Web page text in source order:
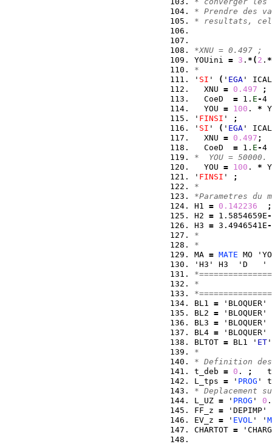
* Prendre des
* resultats,
*XNU = 0.497 ;
YOUini = 3 . * ( 2 . *
*
' SI ' ( ' EGA '
  XNU
= 0.497
;
  CoeD
= 1. E-
  YOU
= 100 . *
' FINSI '
;
' SI ' ( ' EGA '
  XNU
= 0.497 ;
  CoeD
= 1. E-
*  YOU =
  YOU
= 100 . *
' FINSI '
;
*
*Parametres du
H1 = 0.142236
;
H2 = 1.5854659E-
H3 = 3.4946541E-
*
*
MA = MATE MO
'H3' H3  'D   '
*
BL1 =
BL2 =
BL3 =
BL4 =
BLTOT = BL1 ' ET
*
* Definition
t_deb = 0 . ;
L_tps = ' PROG '
* Deplacement
L_UZ = ' PROG ' 0
FF_z =
EV_z = ' EVOL ' '
CHARTOT =